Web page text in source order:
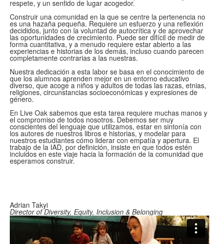
respete, y un sentido de lugar acogedor.
Construir una comunidad en la que se centre la pertenencia no
es una hazaña pequeña. Requiere un esfuerzo y una reflexión
decididos, junto con la voluntad de autocrítica y de aprovechar
las oportunidades de crecimiento. Puede ser difícil de medir de
forma cuantitativa, y a menudo requiere estar abierto a las
experiencias e historias de los demás, incluso cuando parecen
completamente contrarias a las nuestras.
Nuestra dedicación a esta labor se basa en el conocimiento de
que los alumnos aprenden mejor en un entorno educativo
diverso, que acoge a niños y adultos de todas las razas, etnias,
religiones, circunstancias socioeconómicas y expresiones de
género.
En Live Oak sabemos que esta tarea requiere muchas manos y
el compromiso de todos nosotros. Debemos ser muy
conscientes del lenguaje que utilizamos, estar en sintonía con
los autores de nuestros libros e historias, y modelar para
nuestros estudiantes cómo liderar con empatía y apertura. El
trabajo de la IAD, por definición, insiste en que todos estén
incluidos en este viaje hacia la formación de la comunidad que
esperamos construir.
Adrian Takyi
Director of Diversity, Equity, Inclusion & Belonging